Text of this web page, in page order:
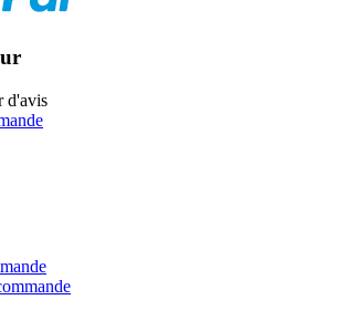
d'avis